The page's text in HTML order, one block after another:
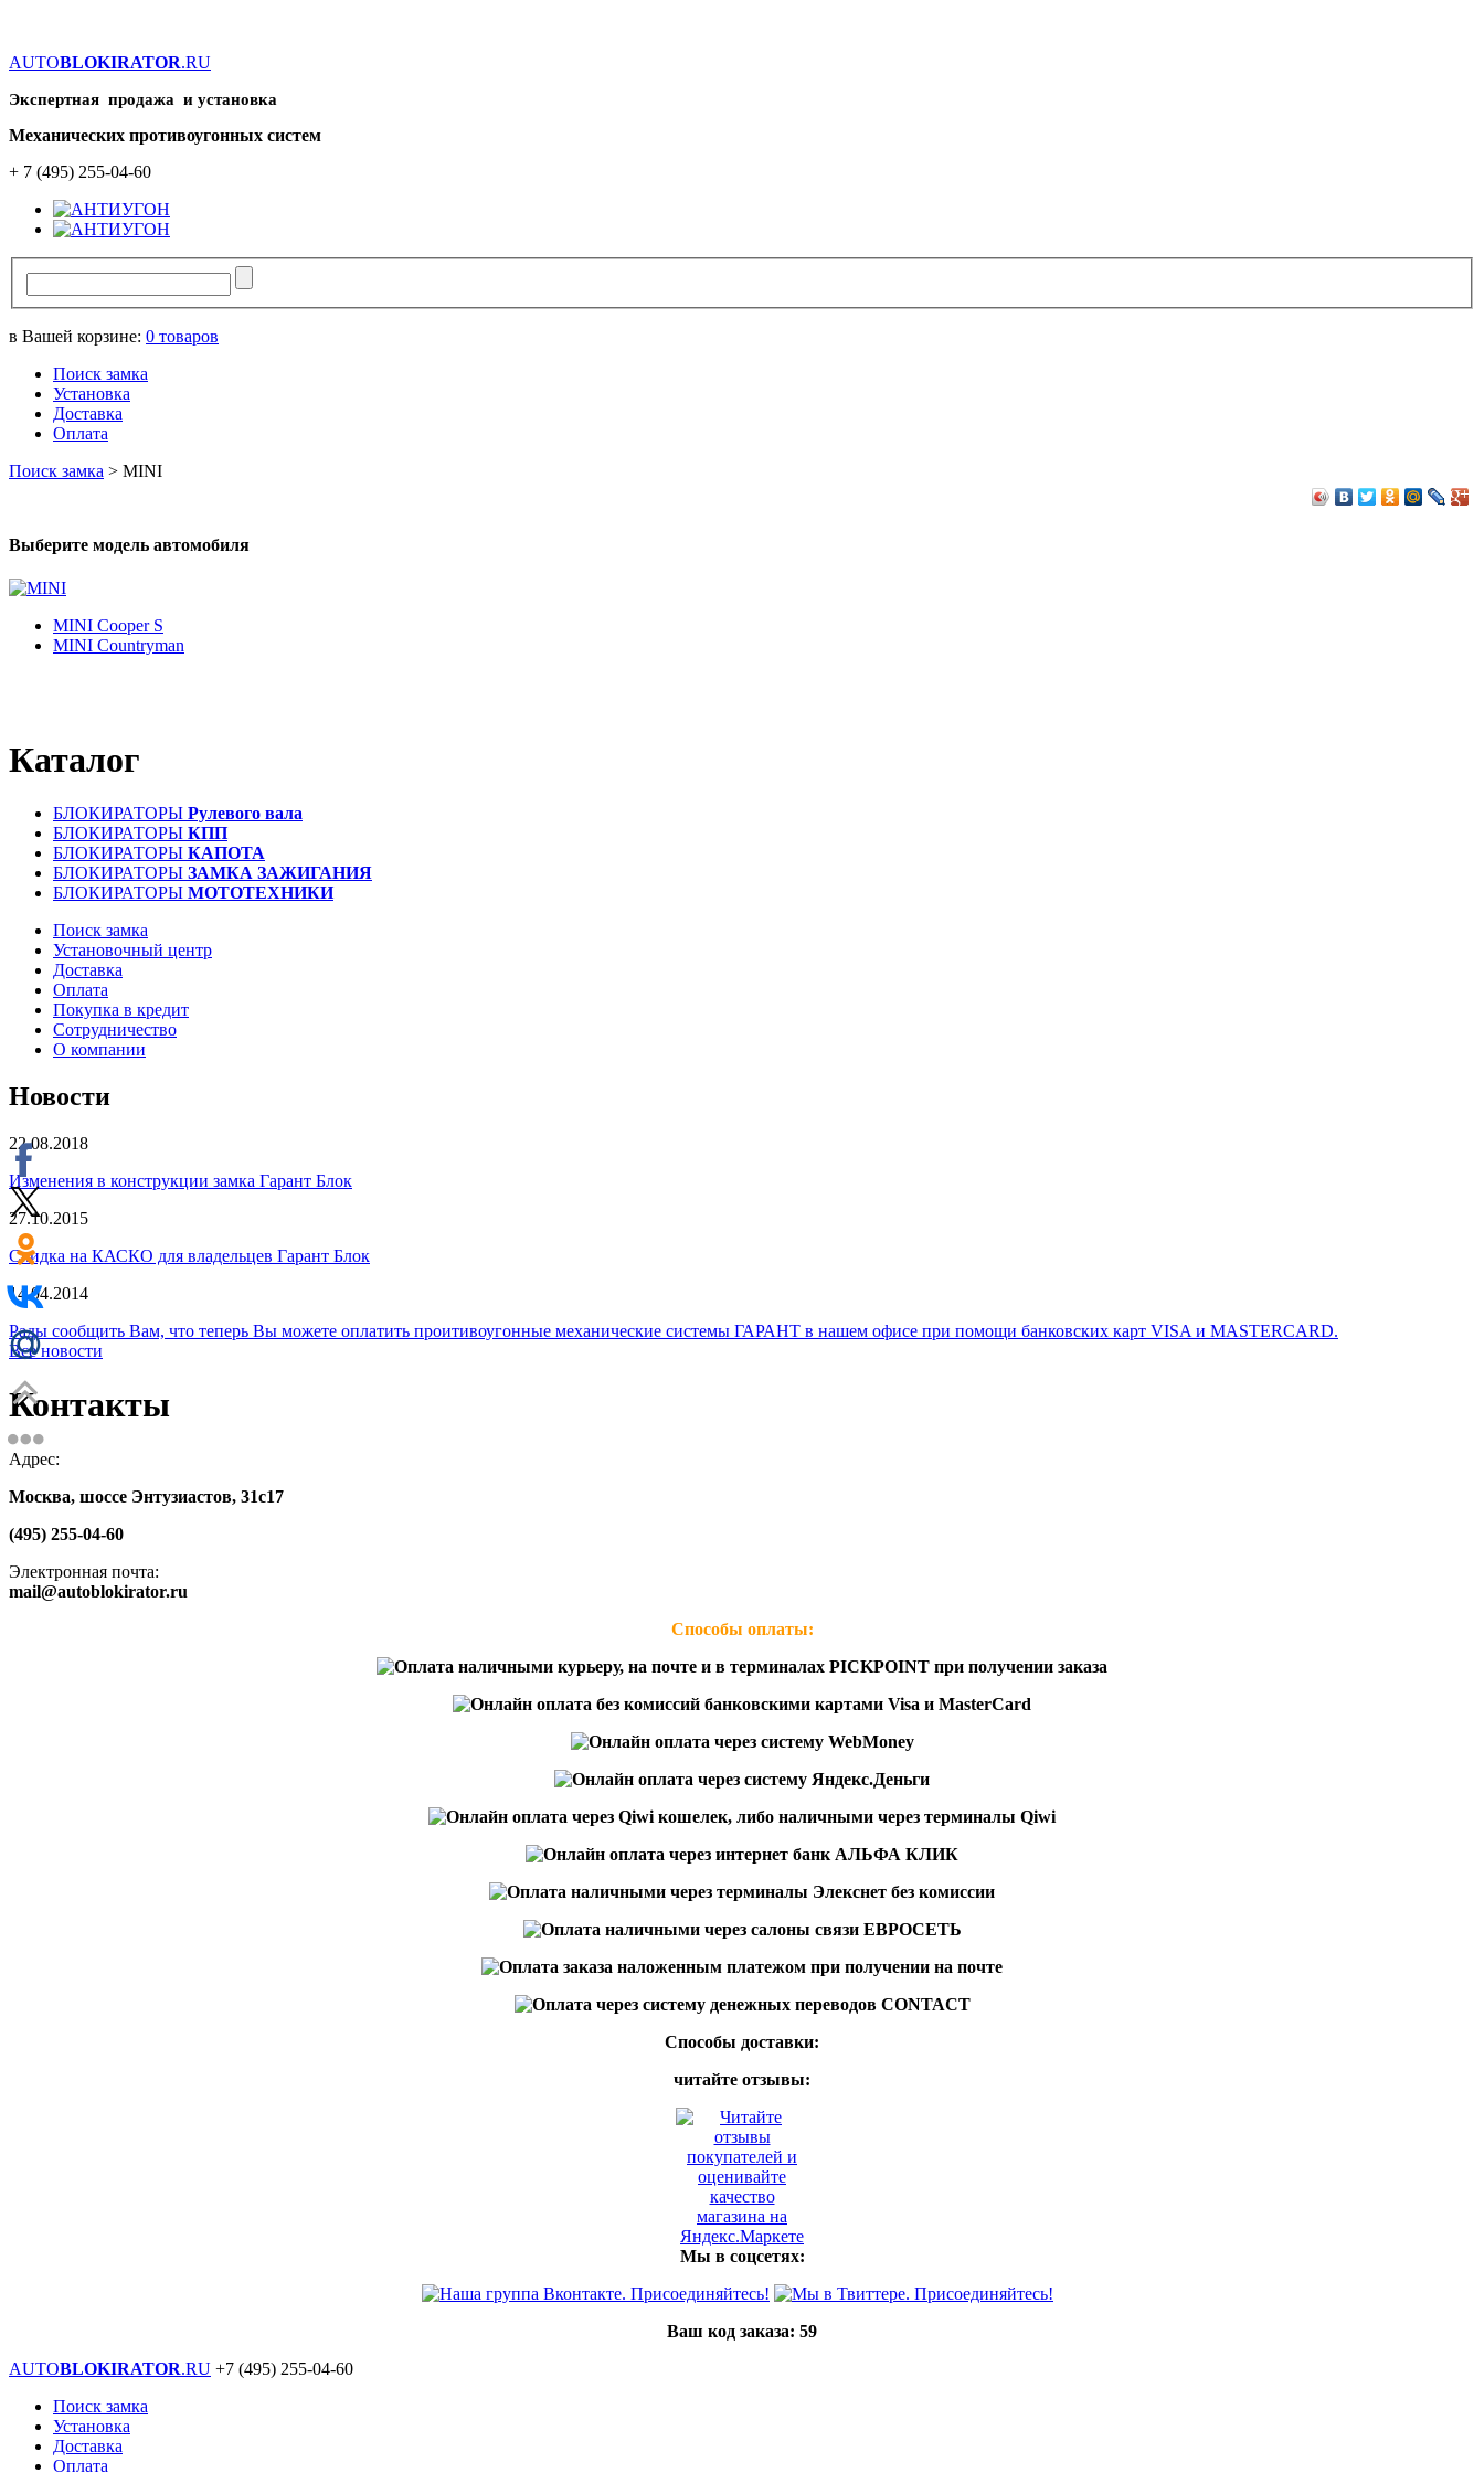
AUTOBLOKIRATOR.RU
Экспертная продажа и установка
Механических противоугонных систем
+ 7 (495) 255-04-60
в Вашей корзине: 0 товаров
Поиск замка
Установка
Доставка
Оплата
Поиск замка > MINI
Выберите модель автомобиля
MINI Cooper S
MINI Countryman
Каталог
БЛОКИРАТОРЫ Рулевого вала
БЛОКИРАТОРЫ КПП
БЛОКИРАТОРЫ КАПОТА
БЛОКИРАТОРЫ ЗАМКА ЗАЖИГАНИЯ
БЛОКИРАТОРЫ МОТОТЕХНИКИ
Поиск замка
Установочный центр
Доставка
Оплата
Покупка в кредит
Сотрудничество
О компании
Новости
22.08.2018
Изменения в конструкции замка Гарант Блок
27.10.2015
Скидка на КАСКО для владельцев Гарант Блок
14.04.2014
Рады сообщить Вам, что теперь Вы можете оплатить проитивоугонные механические системы ГАРАНТ в нашем офисе при помощи банковских карт VISA и MASTERCARD.
Все новости
Контакты
Адрес:
Москва, шоссе Энтузиастов, 31с17
(495) 255-04-60
Электронная почта:
mail@autoblokirator.ru
Способы оплаты:
Способы доставки:
читайте отзывы:
Мы в соцсетях:
Ваш код заказа: 59
AUTOBLOKIRATOR.RU +7 (495) 255-04-60
Поиск замка
Установка
Доставка
Оплата